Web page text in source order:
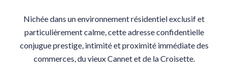
Nichée dans un environnement résidentiel exclusif et
particulièrement calme, cette adresse confidentielle
conjugue prestige, intimité et proximité immédiate des
commerces, du vieux Cannet et de la Croisette.